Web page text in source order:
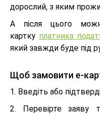
дорослий, з яким
А після цього
картку платника
який завжди буде під
Щоб замовити е-
1. Введіть або
2. Перевірте заяву